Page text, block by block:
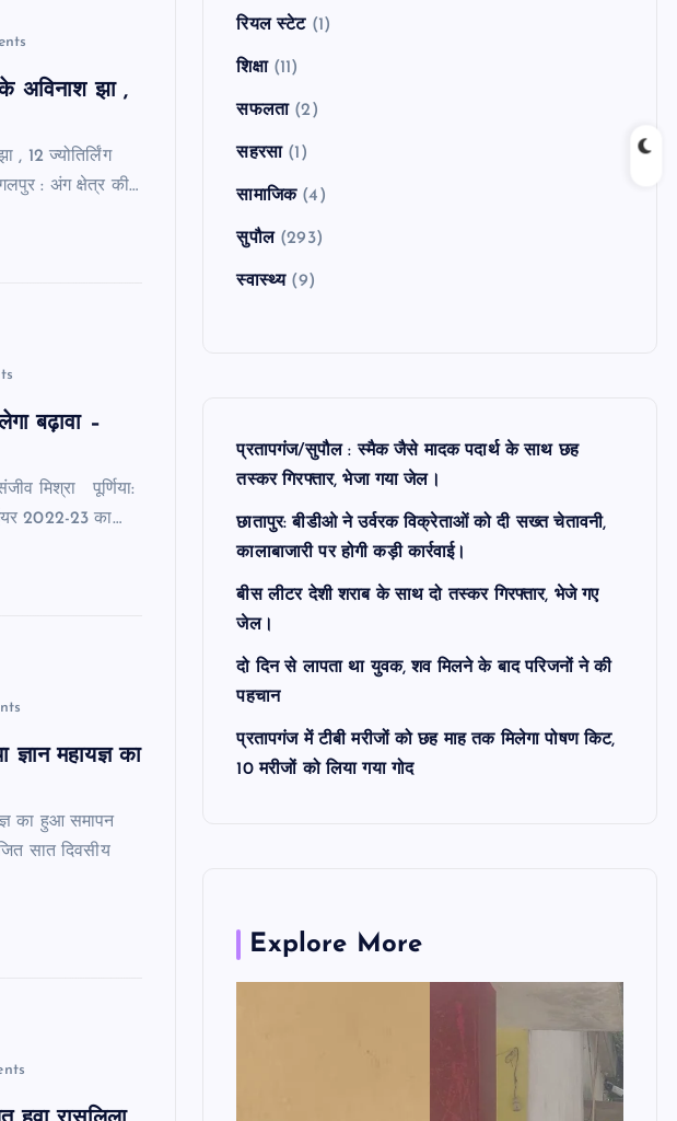
के अविनाश झा ,
, 12 ज्योतिर्लिंग
: अंग क्षेत्र की…
बढ़ावा –
मिश्रा पूर्णिया:
2022-23 का…
ज्ञान महायज्ञ का
का हुआ समापन
सात दिवसीय
रियल स्टेट(1)
शिक्षा(11)
सफलता(2)
सहरसा(1)
सामाजिक(4)
सुपौल(293)
स्वास्थ्य(9)
प्रतापगंज/सुपौल : स्मैक जैसे मादक पदार्थ के साथ छह
तस्कर गिरफ्तार, भेजा गया जेल।
छातापुर: बीडीओ ने उर्वरक विक्रेताओं को दी सख्त चेतावनी,
कालाबाजारी पर होगी कड़ी कार्रवाई।
बीस लीटर देशी शराब के साथ दो तस्कर गिरफ्तार, भेजे गए
जेल।
दो दिन से लापता था युवक, शव मिलने के बाद परिजनों ने की
पहचान
प्रतापगंज में टीबी मरीजों को छह माह तक मिलेगा पोषण किट,
10 मरीजों को लिया गया गोद
Explore More